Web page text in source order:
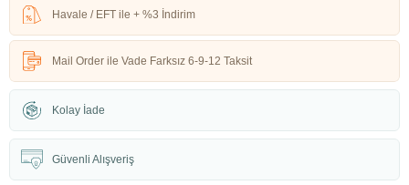
Havale / EFT ile + %3 İndirim
Mail Order ile Vade Farksız 6-9-12 Taksit
Kolay İade
Güvenli Alışveriş